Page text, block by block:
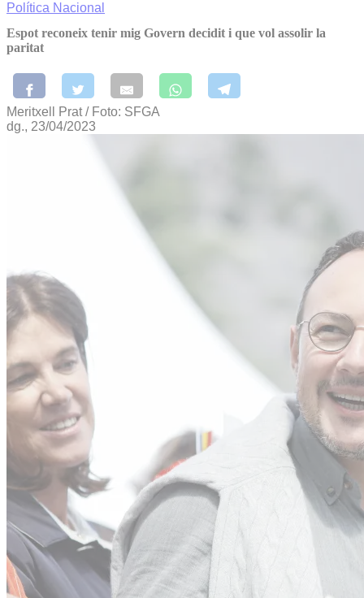
Política Nacional
Espot reconeix tenir mig Govern decidit i que vol assolir la
paritat
Meritxell Prat / Foto: SFGA
dg., 23/04/2023